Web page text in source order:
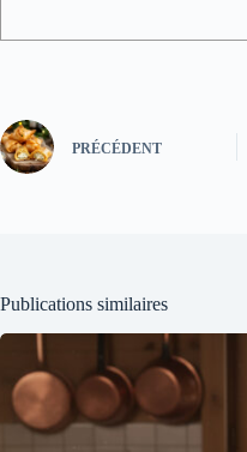
PRÉCÉDENT
Publications similaires